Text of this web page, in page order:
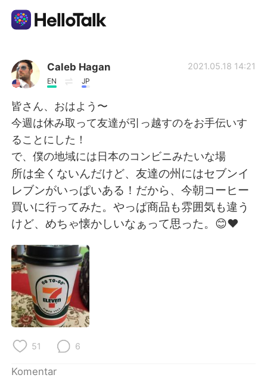
Aplikasi Pertukaran Bahasa
AI Grammar Checker
Indonesia
English 简体中文
繁體中文 Español
Deutsch
한국어
ไทย
Caleb Hagan
EN JP
2021.05.18 14:21
皆さん、おはよう〜
今週は休み取って友達が引っ越すのをお手伝いす
ることにした！
で、僕の地域には日本のコンビニみたいな場
所は全くないんだけど、友達の州にはセブンイ
レブンがいっぱいある！だから、今朝コーヒー
買いに行ってみた。やっぱ商品も雰囲気も違う
けど、めちゃ懐かしいなぁって思った。😊❤️
51 6
Komentar